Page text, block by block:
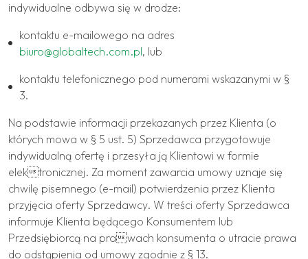
indywidualne odbywa się w drodze:
kontaktu e-mailowego na adres
biuro@globaltech.com.pl, lub
kontaktu telefonicznego pod numerami wskazanymi w §
3.
Na podstawie informacji przekazanych przez Klienta (o
których mowa w § 5 ust. 5) Sprzedawca przygotowuje
indywidualną ofertę i przesyła ją Klientowi w formie
elektronicznej. Za moment zawarcia umowy uznaje się
chwilę pisemnego (e-mail) potwierdzenia przez Klienta
przyjęcia oferty Sprzedawcy. W treści oferty Sprzedawca
informuje Klienta będącego Konsumentem lub
Przedsiębiorcą na prawach konsumenta o utracie prawa
do odstąpienia od umowy zgodnie z § 13.